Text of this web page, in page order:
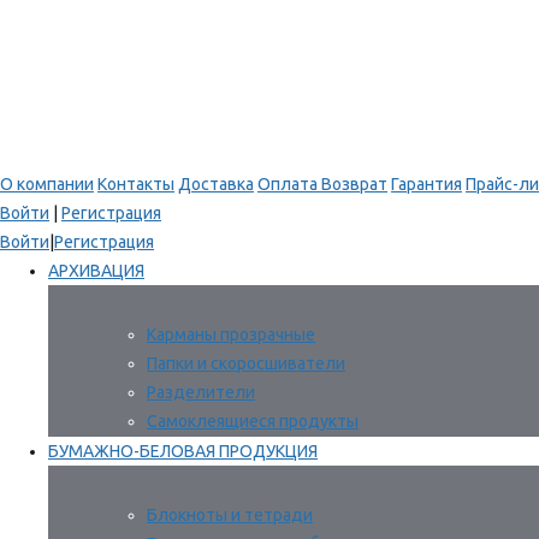
О компании Контакты Доставка Оплата Возврат Гарантия Прайс-
Войти
Регистрация
Войти Регистрация
АРХИВАЦИЯ
Карманы прозрачные
Папки и скоросшиватели
Разделители
Самоклеящиеся продукты
БУМАЖНО-БЕЛОВАЯ ПРОДУКЦИЯ
Блокноты и тетради